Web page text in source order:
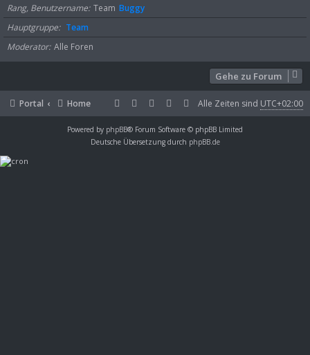
Rang, Benutzername Team Buggy
Hauptgruppe
Team
Moderator Alle Foren
Gehe zu Forum
Portal Home Alle Zeiten sind UTC+02:00
Powered by phpBB® Forum Software © phpBB Limited
Deutsche Übersetzung durch phpBB.de